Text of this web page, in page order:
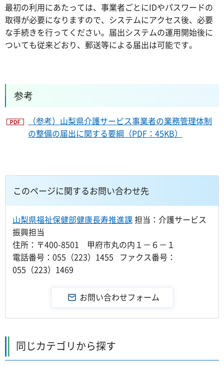
最初の利用にあたっては、事業者ごとにIDやパスワードの
取得が必要になりますので、システムにアクセス後、必要
な手続きを行ってください。届出システムの運用開始後に
ついても従来どおり、郵送等による届出は可能です。
参考
（参考）山梨県介護サービス事業者の業務管理体制
の整備の届出に関する要綱（PDF：45KB）
このページに関するお問い合わせ先
山梨県福祉保健部健康長寿推進課 担当：介護サービス
振興担当
住所：〒400-8501 甲府市丸の内１－６－１
電話番号：055（223）1455 ファクス番号：
055（223）1469
同じカテゴリから探す